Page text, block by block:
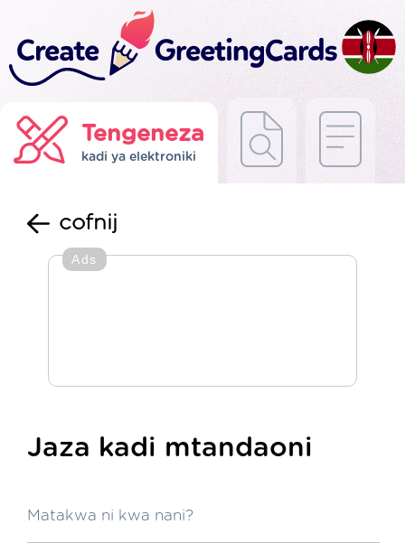
Tengeneza
kadi ya elektroniki
cofnij
Ads
Jaza kadi mtandaoni
Matakwa ni kwa nani?